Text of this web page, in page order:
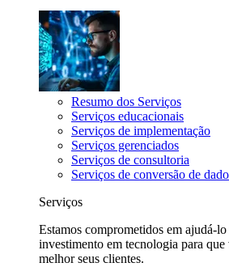
Resumo dos Serviços
Serviços educacionais
Serviços de implementação
Serviços gerenciados
Serviços de consultoria
Serviços de conversão de
Serviços
Estamos comprometidos em ajudá-
investimento em tecnologia para que
melhor seus clientes.